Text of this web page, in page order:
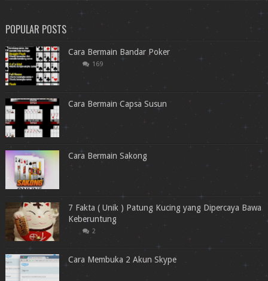
POPULAR POSTS
Cara Bermain Bandar Poker
169
Cara Bermain Capsa Susun
Cara Bermain Sakong
7 Fakta ( Unik ) Patung Kucing yang Dipercaya Bawa
Keberuntung
2
Cara Membuka 2 Akun Skype